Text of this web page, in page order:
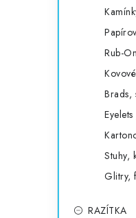
Rub-
Brads,
Stuhy,
Glitry,
RAZÍTKA